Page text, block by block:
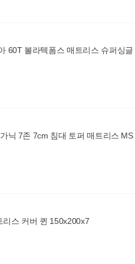
60T 볼라텍폼스 매트리스 슈퍼싱글
닉 7존 7cm 침대 토퍼 매트리스 MS
리스 커버 퀸 150x200x7